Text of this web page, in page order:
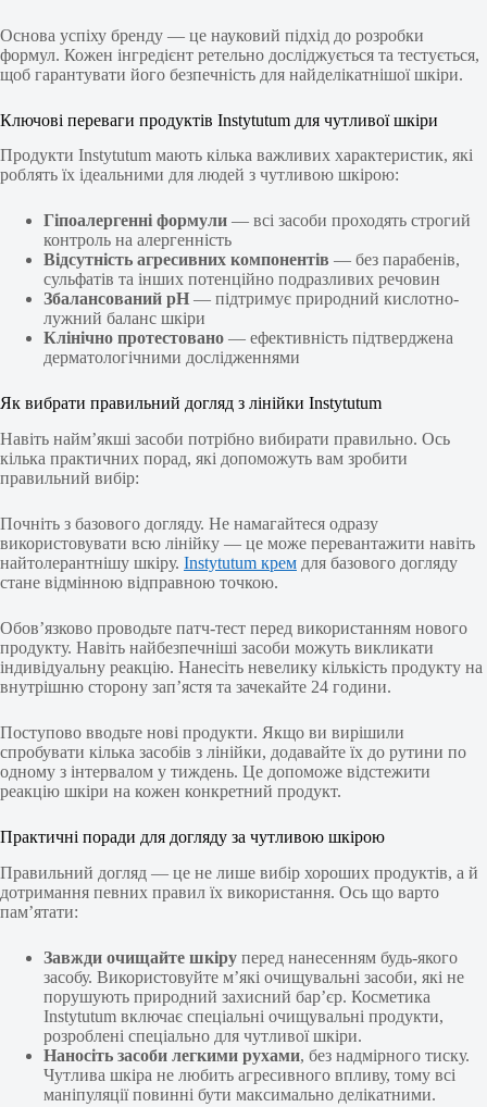
Основа успіху бренду — це науковий підхід до розробки
формул. Кожен інгредієнт ретельно досліджується та тестується,
щоб гарантувати його безпечність для найделікатнішої шкіри.
Ключові переваги продуктів Instytutum для чутливої шкіри
Продукти Instytutum мають кілька важливих характеристик, які
роблять їх ідеальними для людей з чутливою шкірою:
Гіпоалергенні формули — всі засоби проходять строгий
контроль на алергенність
Відсутність агресивних компонентів — без парабенів,
сульфатів та інших потенційно подразливих речовин
Збалансований pH — підтримує природний кислотно-
лужний баланс шкіри
Клінічно протестовано — ефективність підтверджена
дерматологічними дослідженнями
Як вибрати правильний догляд з лінійки Instytutum
Навіть найм’якші засоби потрібно вибирати правильно. Ось
кілька практичних порад, які допоможуть вам зробити
правильний вибір:
Почніть з базового догляду. Не намагайтеся одразу
використовувати всю лінійку — це може перевантажити навіть
найтолерантнішу шкіру. Instytutum крем для базового догляду
стане відмінною відправною точкою.
Обов’язково проводьте патч-тест перед використанням нового
продукту. Навіть найбезпечніші засоби можуть викликати
індивідуальну реакцію. Нанесіть невелику кількість продукту на
внутрішню сторону зап’ястя та зачекайте 24 години.
Поступово вводьте нові продукти. Якщо ви вирішили
спробувати кілька засобів з лінійки, додавайте їх до рутини по
одному з інтервалом у тиждень. Це допоможе відстежити
реакцію шкіри на кожен конкретний продукт.
Практичні поради для догляду за чутливою шкірою
Правильний догляд — це не лише вибір хороших продуктів, а й
дотримання певних правил їх використання. Ось що варто
пам’ятати:
Завжди очищайте шкіру перед нанесенням будь-якого
засобу. Використовуйте м’які очищувальні засоби, які не
порушують природний захисний бар’єр. Косметика
Instytutum включає спеціальні очищувальні продукти,
розроблені спеціально для чутливої шкіри.
Наносіть засоби легкими рухами, без надмірного тиску.
Чутлива шкіра не любить агресивного впливу, тому всі
маніпуляції повинні бути максимально делікатними.